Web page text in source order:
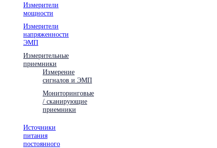
Измерители
мощности
Измерители
напряженности
ЭМП
Измерительные
приемники
Измерение
сигналов и ЭМП
Мониторинговые
/ сканирующие
приемники
Источники
питания
постоянного